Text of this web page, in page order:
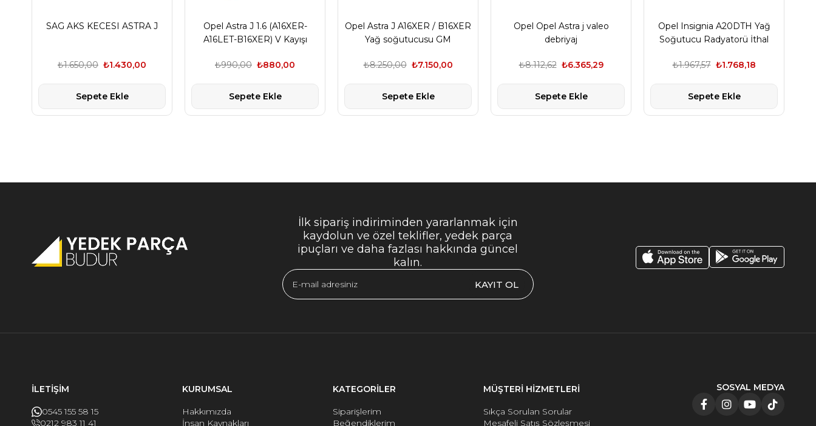
SAG AKS KECESI ASTRA J
₺1.430,00
₺1.650,00
Sepete Ekle
Opel Astra J 1.6 (A16XER-
A16LET-B16XER) V Kayışı
₺880,00
₺990,00
Sepete Ekle
Opel Astra J A16XER / B16XER
Yağ soğutucusu GM
₺7.150,00
₺8.250,00
Sepete Ekle
Opel Opel Astra j valeo
debriyaj
₺6.365,29
₺8.112,62
Sepete Ekle
Opel Insignia A20DTH Yağ
Soğutucu Radyatorü İthal
₺1.768,18
₺1.967,57
Sepete Ekle
İlk sipariş indiriminden yararlanmak için
kaydolun ve özel teklifler, yedek parça
ipuçları ve daha fazlası hakkında güncel
kalın.
KAYIT OL
İLETİŞİM
0545 155 58 15
0212 983 11 41
KURUMSAL
Hakkımızda
İnsan Kaynakları
KATEGORİLER
Siparişlerim
Beğendiklerim
MÜŞTERİ HİZMETLERİ
Sıkça Sorulan Sorular
Mesafeli Satış Sözleşmesi
SOSYAL MEDYA